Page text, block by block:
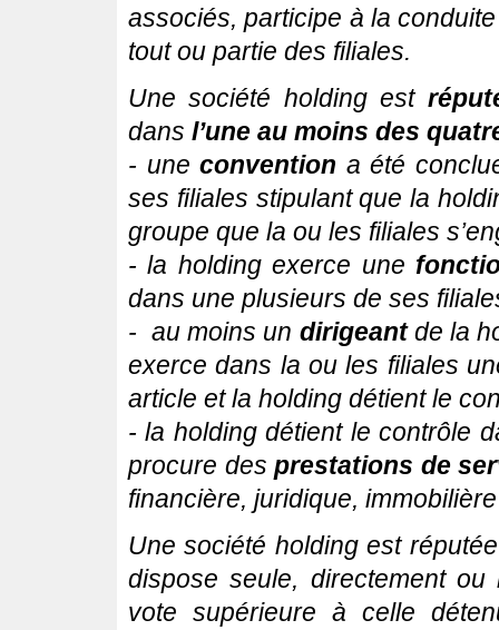
associés, participe à la
tout ou partie des filiales.
Une société holding est
dans l’une au moins des
- uneconvention a été
ses filiales stipulant que la
groupe que la ou les filiales
- la holding exerce une
dans une plusieurs de ses
- au moins un dirigeantde la
exerce dans la ou les filiales
article et la holding détient le
- la holding détient le contrôle
procure desprestations de
financière, juridique,
Une société holding est
dispose seule, directement ou
vote supérieure à celle